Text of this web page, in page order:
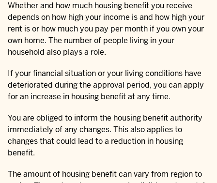
Whether and how much housing benefit you receive
depends on how high your income is and how high your
rent is or how much you pay per month if you own your
own home. The number of people living in your
household also plays a role.
If your financial situation or your living conditions have
deteriorated during the approval period, you can apply
for an increase in housing benefit at any time.
You are obliged to inform the housing benefit authority
immediately of any changes. This also applies to
changes that could lead to a reduction in housing
benefit.
The amount of housing benefit can vary from region to